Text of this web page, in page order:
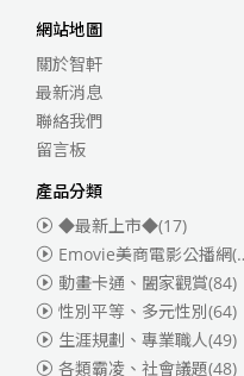
網站地圖
關於智軒
最新消息
聯絡我們
留言板
產品分類
◆最新上市◆(17)
Emovie美商電影公播網(華納)
動畫卡通、闔家觀賞(84)
性別平等、多元性別(64)
生涯規劃、專業職人(49)
各類霸凌、社會議題(48)